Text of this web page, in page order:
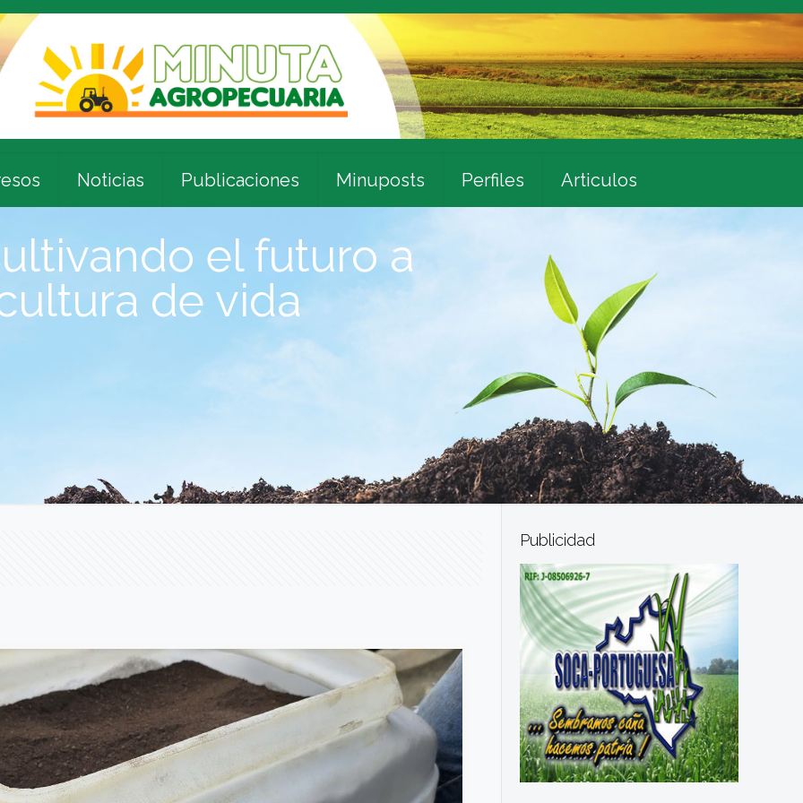
Noticias Publicaciones Minuposts Perfiles Articulos
el futuro a
de vida
Publicidad